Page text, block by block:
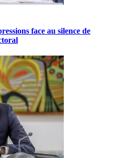
face au silence de